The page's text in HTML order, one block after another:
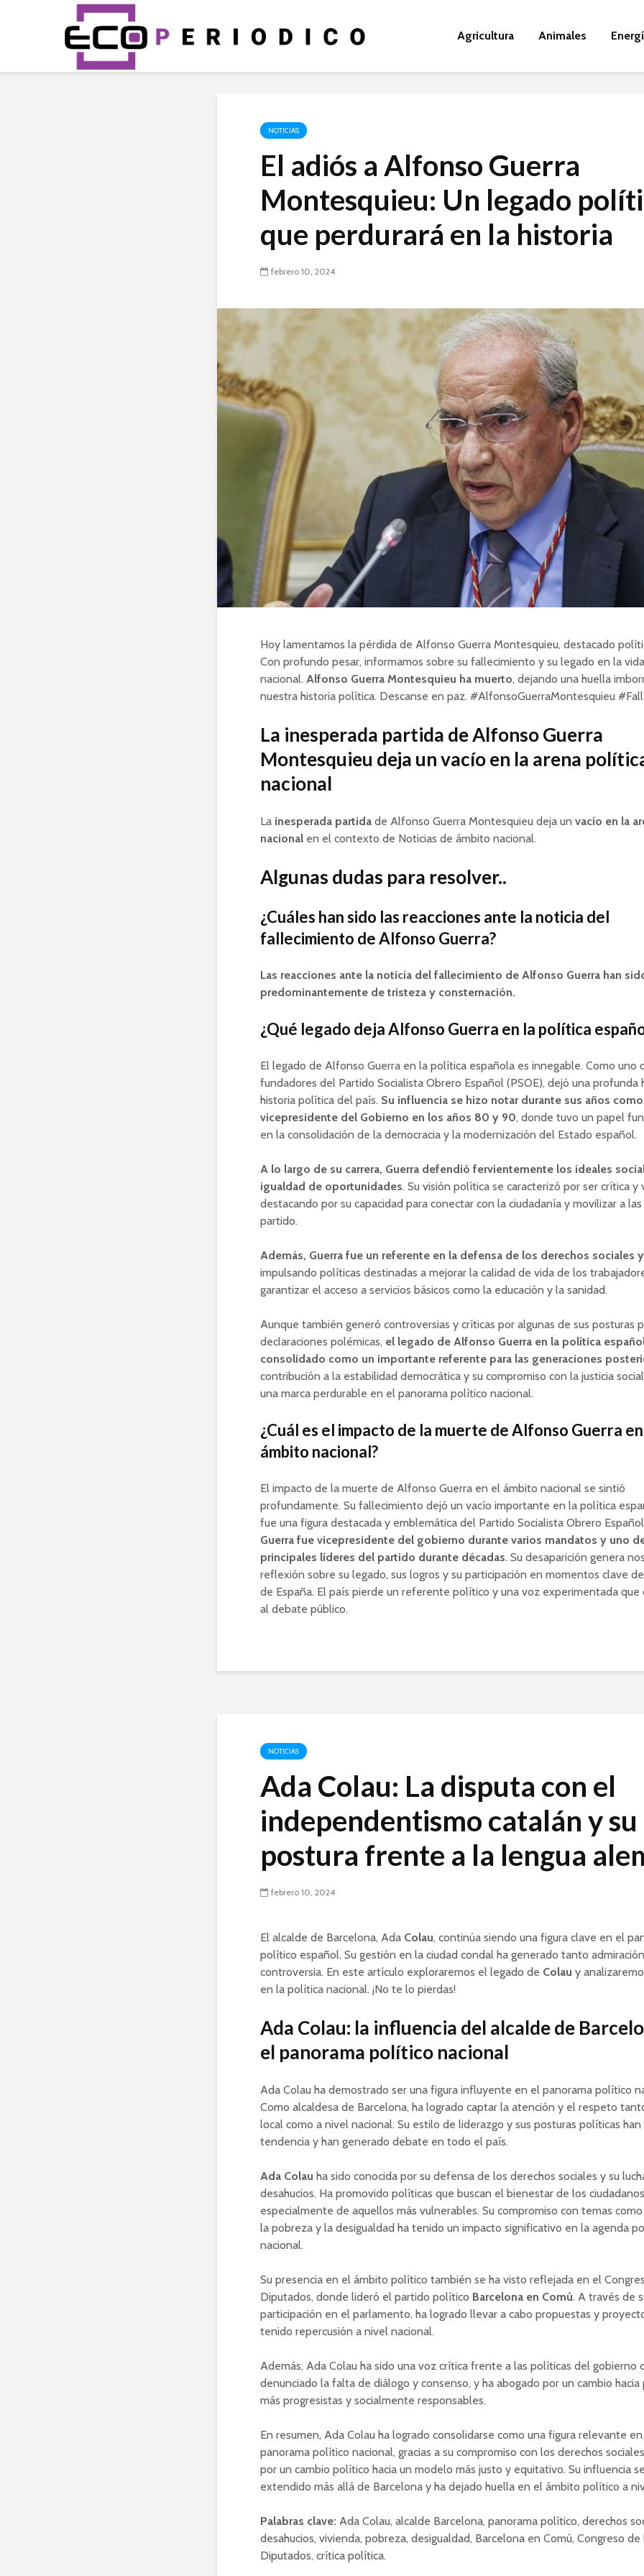
Agricultura Animales
NOTICIAS
El adiós a Alfonso Guerra
Montesquieu: Un legado
que perdurará en la historia
febrero 10, 2024
Hoy lamentamos la pérdida de Alfonso Guerra Montesquieu, destacado
Con profundo pesar, informamos sobre su fallecimiento y su legado en la
nacional. Alfonso Guerra Montesquieu ha muerto, dejando una huella
nuestra historia política. Descanse en paz. #AlfonsoGuerraMontesquieu
La inesperada partida de Alfonso Guerra
Montesquieu deja un vacío en la arena
nacional
La inesperada partida de Alfonso Guerra Montesquieu deja un vacío en la
nacional en el contexto de Noticias de ámbito nacional.
Algunas dudas para resolver..
¿Cuáles han sido las reacciones ante la noticia del
fallecimiento de Alfonso Guerra?
Las reacciones ante la noticia del fallecimiento de Alfonso Guerra han
predominantemente de tristeza y consternación.
¿Qué legado deja Alfonso Guerra en la política
El legado de Alfonso Guerra en la política española es innegable. Como uno
fundadores del Partido Socialista Obrero Español (PSOE), dejó una profunda
historia política del país. Su influencia se hizo notar durante sus años como
vicepresidente del Gobierno en los años 80 y 90, donde tuvo un papel
en la consolidación de la democracia y la modernización del Estado español.
A lo largo de su carrera, Guerra defendió fervientemente los ideales
igualdad de oportunidades. Su visión política se caracterizó por ser crítica y
destacando por su capacidad para conectar con la ciudadanía y movilizar a
partido.
Además, Guerra fue un referente en la defensa de los derechos sociales
impulsando políticas destinadas a mejorar la calidad de vida de los
garantizar el acceso a servicios básicos como la educación y la sanidad.
Aunque también generó controversias y críticas por algunas de sus posturas
declaraciones polémicas, el legado de Alfonso Guerra en la política
consolidado como un importante referente para las generaciones
contribución a la estabilidad democrática y su compromiso con la justicia
una marca perdurable en el panorama político nacional.
¿Cuál es el impacto de la muerte de Alfonso Guerra
ámbito nacional?
El impacto de la muerte de Alfonso Guerra en el ámbito nacional se sintió
profundamente. Su fallecimiento dejó un vacío importante en la política
fue una figura destacada y emblemática del Partido Socialista Obrero Español
Guerra fue vicepresidente del gobierno durante varios mandatos y uno
principales líderes del partido durante décadas. Su desaparición genera
reflexión sobre su legado, sus logros y su participación en momentos clave
de España. El país pierde un referente político y una voz experimentada que
al debate público.
NOTICIAS
Ada Colau: La disputa con el
independentismo catalán y su
postura frente a la lengua
febrero 10, 2024
El alcalde de Barcelona, Ada Colau, continúa siendo una figura clave en el
político español. Su gestión en la ciudad condal ha generado tanto
controversia. En este artículo exploraremos el legado de Colau y
en la política nacional. ¡No te lo pierdas!
Ada Colau: la influencia del alcalde de
el panorama político nacional
Ada Colau ha demostrado ser una figura influyente en el panorama político
Como alcaldesa de Barcelona, ha logrado captar la atención y el respeto
local como a nivel nacional. Su estilo de liderazgo y sus posturas políticas han
tendencia y han generado debate en todo el país.
Ada Colau ha sido conocida por su defensa de los derechos sociales y su
desahucios. Ha promovido políticas que buscan el bienestar de los
especialmente de aquellos más vulnerables. Su compromiso con temas
la pobreza y la desigualdad ha tenido un impacto significativo en la agenda
nacional.
Su presencia en el ámbito político también se ha visto reflejada en el
Diputados, donde lideró el partido político Barcelona en Comú. A través de
participación en el parlamento, ha logrado llevar a cabo propuestas y
tenido repercusión a nivel nacional.
Además, Ada Colau ha sido una voz crítica frente a las políticas del gobierno
denunciado la falta de diálogo y consenso, y ha abogado por un cambio hacia
más progresistas y socialmente responsables.
En resumen, Ada Colau ha logrado consolidarse como una figura relevante
panorama político nacional, gracias a su compromiso con los derechos
por un cambio político hacia un modelo más justo y equitativo. Su influencia
extendido más allá de Barcelona y ha dejado huella en el ámbito político a
Palabras clave: Ada Colau, alcalde Barcelona, panorama político, derechos
desahucios, vivienda, pobreza, desigualdad, Barcelona en Comú, Congreso de
Diputados, crítica política.